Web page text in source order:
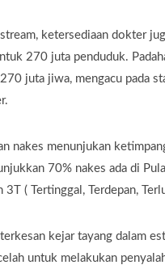
ketersediaan dokter
270 juta penduduk.
juta jiwa, mengacu pada
nakes menunjukan
70% nakes ada di
3T ( Tertinggal, Terdepan,
kejar tayang dalam
untuk melakukan